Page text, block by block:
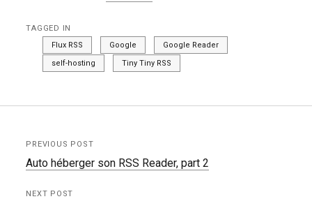
TAGGED IN
Flux RSS
Google
Google Reader
self-hosting
Tiny Tiny RSS
PREVIOUS POST
Auto héberger son RSS Reader, part 2
NEXT POST